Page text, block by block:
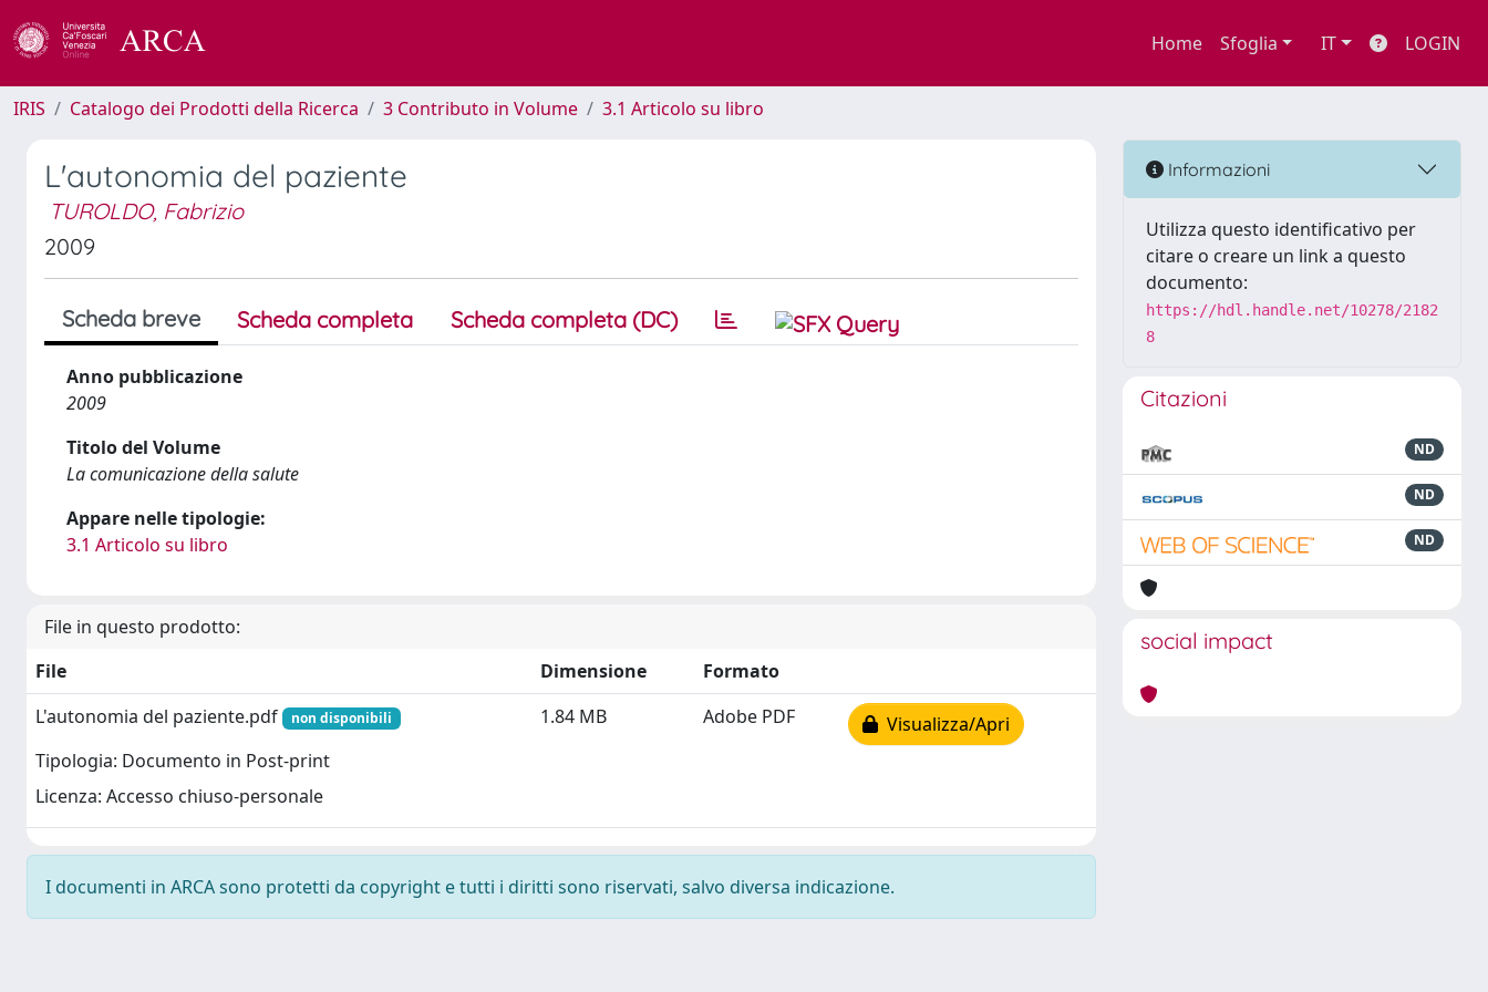
Home Sfoglia IT LOGIN
IRIS Catalogo dei Prodotti della Ricerca 3 Contributo in Volume 3.1 Articolo su libro
L'autonomia del paziente
TUROLDO, Fabrizio
2009
Scheda breve Scheda completa Scheda completa (DC)
Anno pubblicazione
2009
Titolo del Volume
La comunicazione della salute
Appare nelle tipologie:
3.1 Articolo su libro
File in questo prodotto:
File
Dimensione
Formato
L'autonomia del paziente.pdf
non disponibili
Tipologia: Documento in Post-print
Licenza: Accesso chiuso-personale
1.84 MB Adobe PDF Visualizza/Apri
I documenti in ARCA sono protetti da copyright e tutti i diritti sono riservati, salvo diversa indicazione.
Informazioni
Utilizza questo identificativo per
citare o creare un link a questo
documento:
https://hdl.handle.net/10278/2182
8
Citazioni
ND
ND
ND
social impact